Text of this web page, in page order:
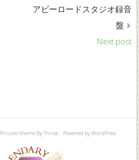
アビーロードスタジオ録音
盤
Next post
Pinzolo theme By Thrive - Powered by WordPress